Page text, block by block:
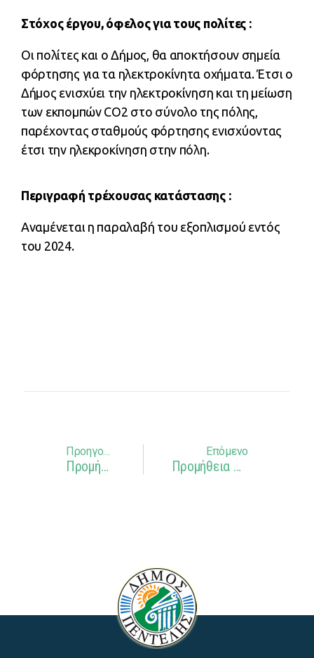
Στόχος έργου, όφελος για τους πολίτες :
Οι πολίτες και ο Δήμος, θα αποκτήσουν σημεία
φόρτησης για τα ηλεκτροκίνητα οχήματα. Έτσι ο
Δήμος ενισχύει την ηλεκτροκίνηση και τη μείωση
των εκπομπών CO2 στο σύνολο της πόλης,
παρέχοντας σταθμούς φόρτησης ενισχύοντας
έτσι την ηλεκροκίνηση στην πόλη.
Περιγραφή τρέχουσας κατάστασης :
Αναμένεται η παραλαβή του εξοπλισμού εντός
του 2024.
Προηγούμενο
Προμήθεια 5 Οχημάτων Ηλεκτροκίνησης
Επόμενο
Προμήθεια Και Εγκατάσταση Εξοπλισμού Και Συστήματος Ενοικίασης 38 Ηλεκτροκίνητων Ποδηλάτων